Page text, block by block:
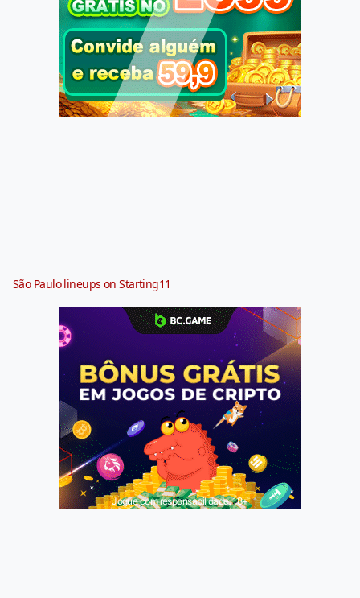
São Paulo lineups on Starting11
Jogue com responsabilidade. 18+